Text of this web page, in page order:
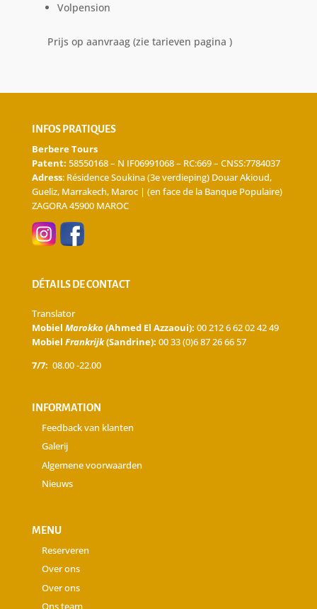
Volpension
Prijs op aanvraag (zie tarieven pagina )
INFOS PRATIQUES
Berbere Tours
Patent: 58550168 – N IF06991068 – RC:669 – CNSS:7784037
Adress: Résidence Soukina (3e verdieping) Douar Akioud,
Gueliz, Marrakech, Maroc | (en face de la Banque Populaire)
ZAGORA 45900 MAROC
DÉTAILS DE CONTACT
Translator
Mobiel Marokko (Ahmed El Azzaoui): 00 212 6 62 02 42 49
Mobiel Frankrijk(Sandrine): 00 33 (0)6 87 26 66 57
7/7: 08.00 -22.00
INFORMATION
Feedback van klanten
Galerij
Algemene voorwaarden
Nieuws
MENU
Reserveren
Over ons
Over ons
Ons team